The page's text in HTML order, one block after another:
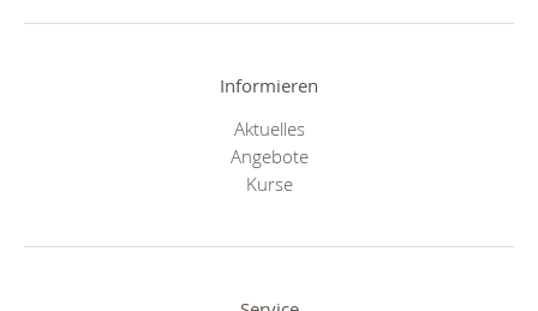
Informieren
Aktuelles
Angebote
Kurse